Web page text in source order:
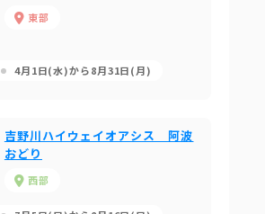
東部
4月1日(水)から8月31日(月)
吉野川ハイウェイオアシス 阿波
おどり
西部